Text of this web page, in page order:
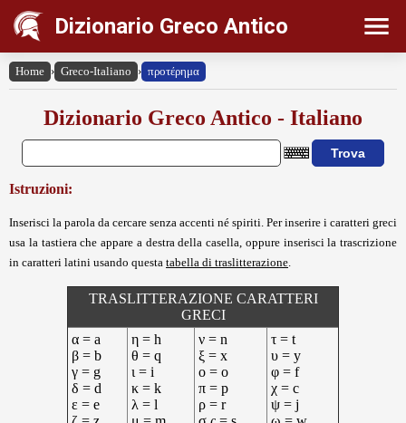
Dizionario Greco Antico
Home › Greco-Italiano › προτέρημα
Dizionario Greco Antico - Italiano
Istruzioni:
Inserisci la parola da cercare senza accenti né spiriti. Per inserire i caratteri greci
usa la tastiera che appare a destra della casella, oppure inserisci la trascrizione
in caratteri latini usando questa tabella di traslitterazione
TRASLITTERAZIONE CARATTERI
GRECI
α = a
β = b
γ = g
δ = d
ε = e
η = h
θ = q
ι = i
κ = k
λ = l
ν = n
ξ = x
ο = o
π = p
ρ = r
τ = t
υ = y
φ = f
χ = c
ψ = j